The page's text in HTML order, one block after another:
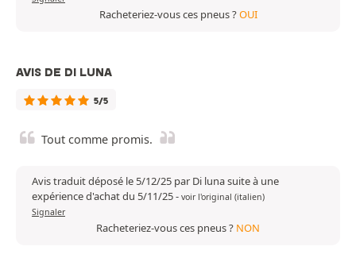
Racheteriez-vous ces pneus ?OUI
AVIS DE DI LUNA
5/5
Tout comme promis.
Avis traduit déposé le 5/12/25 par Di luna suite à une
expérience d'achat du 5/11/25- voir l'original (italien)
Signaler
Racheteriez-vous ces pneus ? NON